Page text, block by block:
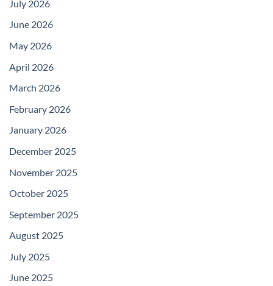
July 2026
June 2026
May 2026
April 2026
March 2026
February 2026
January 2026
December 2025
November 2025
October 2025
September 2025
August 2025
July 2025
June 2025